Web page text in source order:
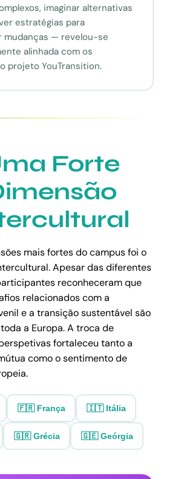
imaginar alternativas
estratégias para
mudanças — revelou-se
alinhada com os
projeto YouTransition.
Forte
mais fortes do campus foi o
Apesar das diferentes
reconheceram que
relacionados com a
e a transição sustentável são
a Europa. A troca de
fortaleceu tanto a
como o sentimento de
🇫🇷 França 🇮🇹 Itália
🇬🇷 Grécia 🇬🇪 Geórgia